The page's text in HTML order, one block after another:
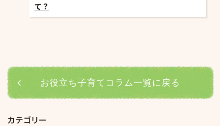
て？
お役立ち子育てコラム一覧に戻る
カテゴリー